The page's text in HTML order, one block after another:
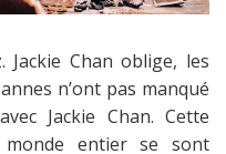
Chan oblige, les
n’ont pas manqué
Jackie Chan. Cette
entier se sont